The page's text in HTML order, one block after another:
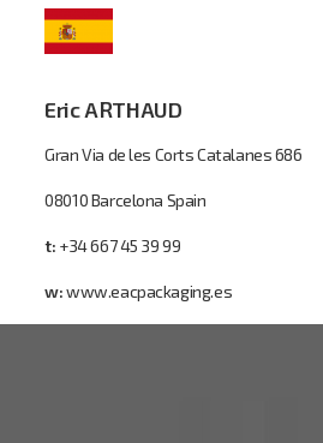
Eric ARTHAUD
Gran Via de les Corts Catalanes 686
08010 Barcelona Spain
t: +34 667 45 39 99
w:www.eacpackaging.es